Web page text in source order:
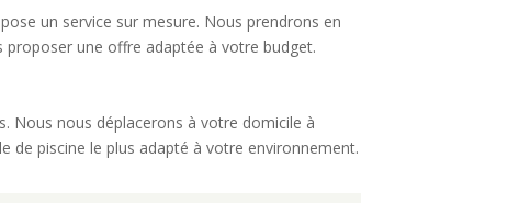
un service sur mesure. Nous prendrons en
une offre adaptée à votre budget.
Nous nous déplacerons à votre domicile à
de piscine le plus adapté à votre environnement.